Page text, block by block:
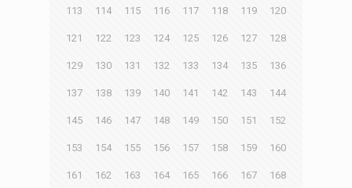
113 114 115 116 117 118 119 120
121 122 123 124 125 126 127 128
129 130 131 132 133 134 135 136
137 138 139 140 141 142 143 144
145 146 147 148 149 150 151 152
153 154 155 156 157 158 159 160
161 162 163 164 165 166 167 168